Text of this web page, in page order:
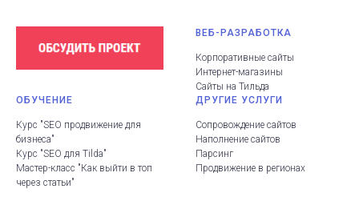
ВЕБ-РАЗРАБОТКА
Корпоративные сайты
Интернет-магазины
Сайты на Тильда
ОБУЧЕНИЕ
Курс "SEO продвижение для
бизнеса"
Курс "SEO для Tilda"
Мастер-класс "Как выйти в топ
через статьи"
ДРУГИЕ УСЛУГИ
Сопровождение сайтов
Наполнение сайтов
Парсинг
Продвижение в регионах